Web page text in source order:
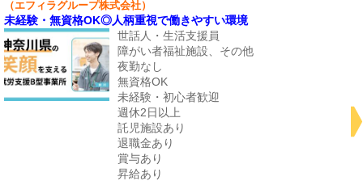
（エフィラグループ株式会社）
未経験・無資格OK◎人柄重視で働きやすい環境
世話人・生活支援員
障がい者福祉施設、その他
夜勤なし
無資格OK
未経験・初心者歓迎
週休2日以上
託児施設あり
退職金あり
賞与あり
昇給あり